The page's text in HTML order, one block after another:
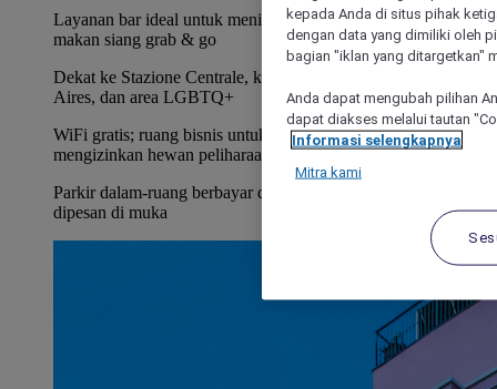
Layanan bar ideal untuk menikmati aperitif di teras atau
makan siang grab & go
Dekat ke Stazione Centrale, kawasan belanja Corso Buenos
Aires, dan area LGBTQ+
WiFi gratis; ruang bisnis untuk acara perusahaan;
mengizinkan hewan peliharaan; gym
Parkir dalam-ruang berbayar dengan spot terbatas, tidak dapat
dipesan di muka
kepada Anda di situs pihak
dengan data yang dimiliki oleh
bagian "iklan yang ditargetkan"
Anda dapat mengubah pilihan
dapat diakses melalui tautan
Informasi selengkapnya
Mitra kami